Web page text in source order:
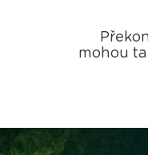
mohou